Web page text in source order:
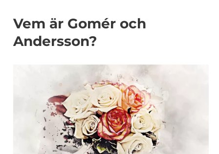
Vem är Gomér och
Andersson?